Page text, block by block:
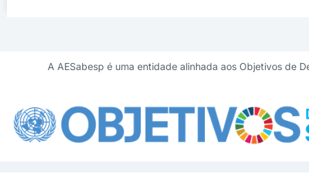
A AESabesp é uma entidade alinhada aos Objetivos de